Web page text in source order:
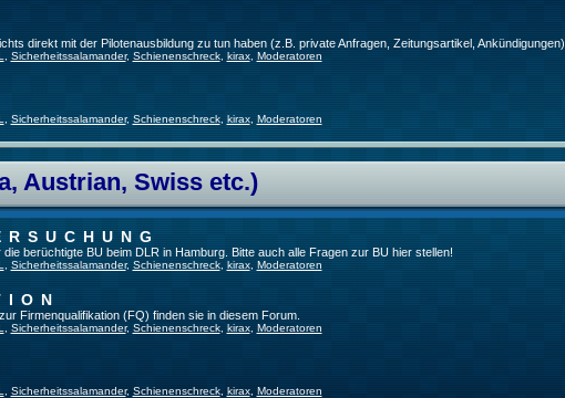
direkt mit der Pilotenausbildung zu tun haben (z.B. private Anfragen, Zeitungsartikel, Ankündigungen).
Sicherheitssalamander, Schienenschreck, kirax, Moderatoren
Sicherheitssalamander, Schienenschreck, kirax, Moderatoren
Austrian, Swiss etc.)
berüchtigte BU beim DLR in Hamburg. Bitte auch alle Fragen zur BU hier stellen!
Sicherheitssalamander, Schienenschreck, kirax, Moderatoren
Firmenqualifikation (FQ) finden sie in diesem Forum.
Sicherheitssalamander, Schienenschreck, kirax, Moderatoren
Sicherheitssalamander, Schienenschreck, kirax, Moderatoren